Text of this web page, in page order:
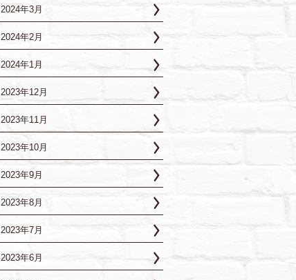
2024年3月
2024年2月
2024年1月
2023年12月
2023年11月
2023年10月
2023年9月
2023年8月
2023年7月
2023年6月